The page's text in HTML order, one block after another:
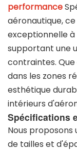
performance
aéronautique,
exceptionnelle à
supportant une
contraintes.
dans les zones
esthétique
intérieurs
Spécifications
Nous proposons
de tailles et